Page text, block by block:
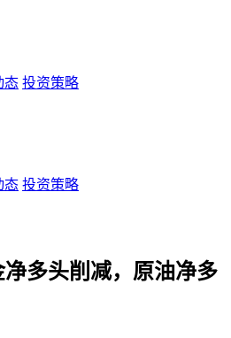
态 投资策略
态 投资策略
多头削减，原油净多